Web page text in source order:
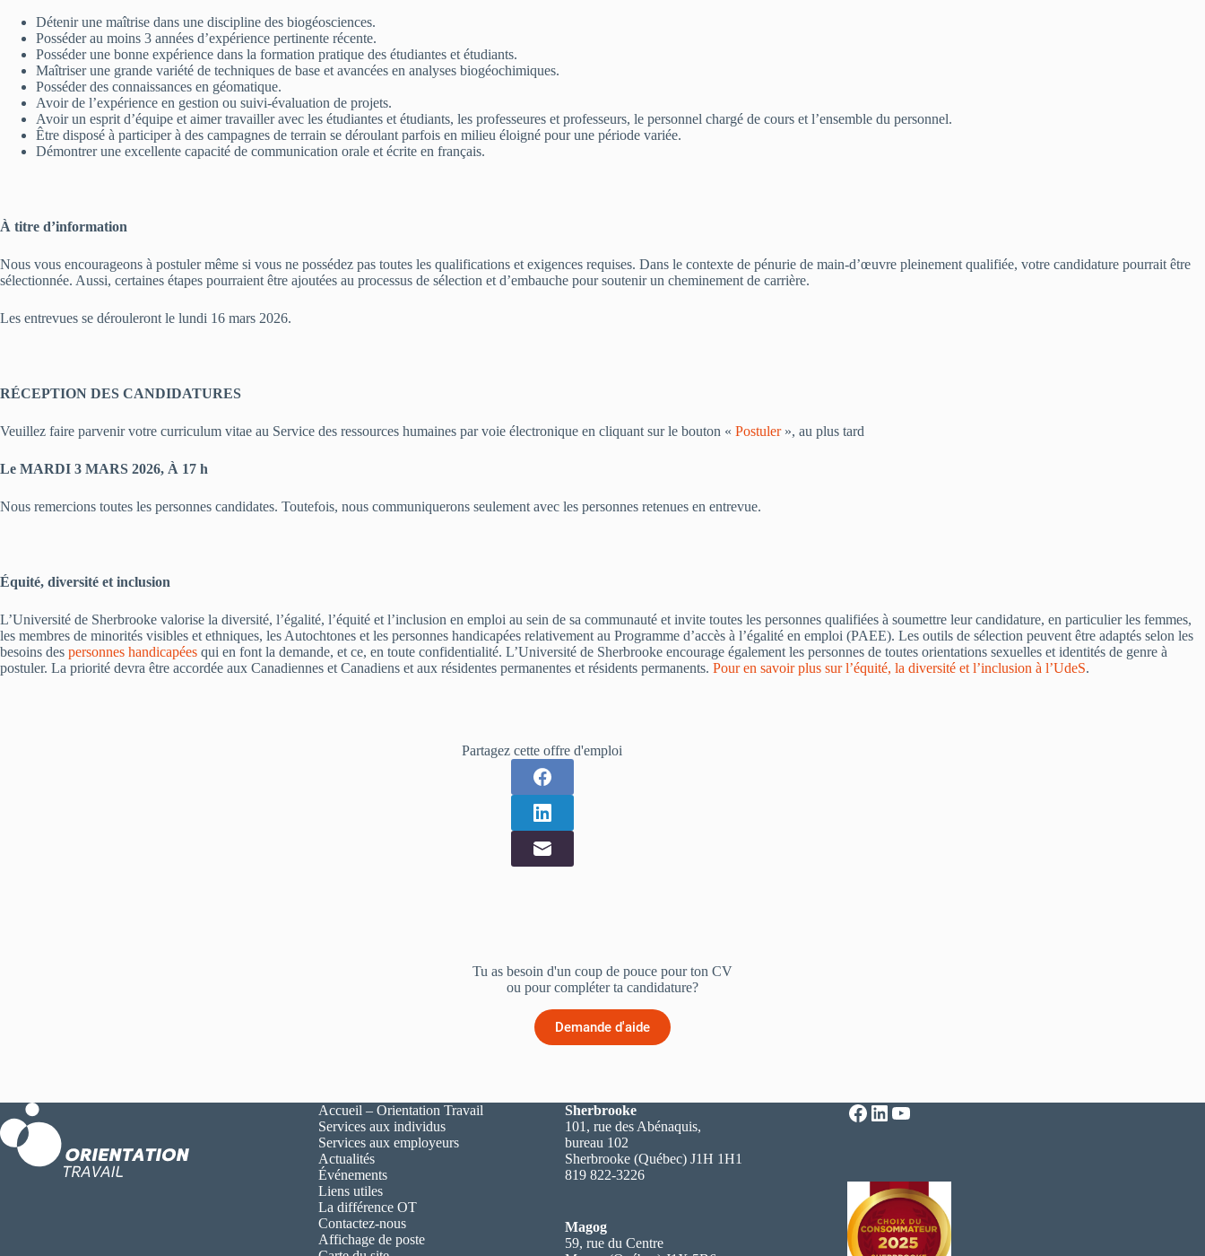
Détenir une maîtrise dans une discipline des biogéosciences.
Posséder au moins 3 années d’expérience pertinente récente.
Posséder une bonne expérience dans la formation pratique des étudiantes et étudiants.
Maîtriser une grande variété de techniques de base et avancées en analyses biogéochimiques.
Posséder des connaissances en géomatique.
Avoir de l’expérience en gestion ou suivi-évaluation de projets.
Avoir un esprit d’équipe et aimer travailler avec les étudiantes et étudiants, les professeures et professeurs, le personnel chargé de cours et l’ensemble du personnel.
Être disposé à participer à des campagnes de terrain se déroulant parfois en milieu éloigné pour une période variée.
Démontrer une excellente capacité de communication orale et écrite en français.
À titre d’information
Nous vous encourageons à postuler même si vous ne possédez pas toutes les qualifications et exigences requises. Dans le contexte de pénurie de main-d’œuvre pleinement qualifiée, votre candidature pourrait être
sélectionnée. Aussi, certaines étapes pourraient être ajoutées au processus de sélection et d’embauche pour soutenir un cheminement de carrière.
Les entrevues se dérouleront le lundi 16 mars 2026.
RÉCEPTION DES CANDIDATURES
Veuillez faire parvenir votre curriculum vitae au Service des ressources humaines par voie électronique en cliquant sur le bouton « Postuler», au plus tard
Le MARDI 3 MARS 2026, À 17 h
Nous remercions toutes les personnes candidates. Toutefois, nous communiquerons seulement avec les personnes retenues en entrevue.
Équité, diversité et inclusion
L’Université de Sherbrooke valorise la diversité, l’égalité, l’équité et l’inclusion en emploi au sein de sa communauté et invite toutes les personnes qualifiées à soumettre leur candidature, en particulier les femmes,
les membres de minorités visibles et ethniques, les Autochtones et les personnes handicapées relativement au Programme d’accès à l’égalité en emploi (PAEE). Les outils de sélection peuvent être adaptés selon les
besoins des personnes handicapées qui en font la demande, et ce, en toute confidentialité. L’Université de Sherbrooke encourage également les personnes de toutes orientations sexuelles et identités de genre à
postuler. La priorité devra être accordée aux Canadiennes et Canadiens et aux résidentes permanentes et résidents permanents. Pour en savoir plus sur l’équité, la diversité et l’inclusion à l’UdeS.
Partagez cette offre d'emploi
Tu as besoin d'un coup de pouce pour ton CV
ou pour compléter ta candidature?
Demande d'aide
Accueil – Orientation Travail
Services aux individus
Services aux employeurs
Actualités
Événements
Liens utiles
La différence OT
Contactez-nous
Affichage de poste
Sherbrooke
101, rue des Abénaquis,
bureau 102
Sherbrooke (Québec) J1H 1H1
819 822-3226
Magog
59, rue du Centre
Facebook
LinkedIn
YouTube